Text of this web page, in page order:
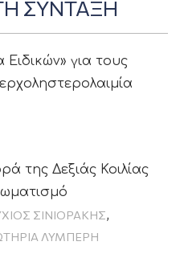
ΣΥΝΤΑΞΗ
για τους
της Δεξιάς Κοιλίας
ΣΙΝΙΟΡΑΚΗΣ,
ΛΥΜΠΕΡΗ